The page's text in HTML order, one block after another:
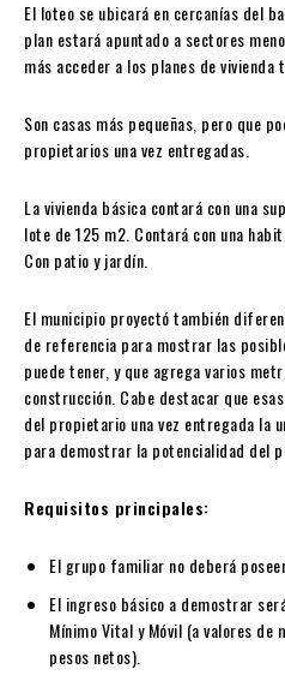
El loteo se ubicará en cercanías del
plan estará apuntado a sectores
más acceder a los planes de vivienda
Son casas más pequeñas, pero que
propietarios una vez entregadas.
La vivienda básica contará con una
lote de 125 m2. Contará con una
Con patio y jardín.
El municipio proyectó también
de referencia para mostrar las
puede tener, y que agrega varios
construcción. Cabe destacar que
del propietario una vez entregada la
para demostrar la potencialidad del
Requisitos principales:
El grupo familiar no deberá
El ingreso básico a demostrar
Mínimo Vital y Móvil (a valores
pesos netos).